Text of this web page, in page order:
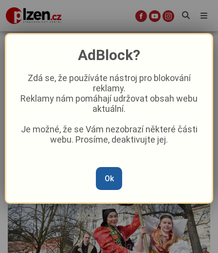
Tip na neděli: přivítejte jaro
tradičním vynášením Morany!
16. 3. 2024|07:43
AdBlock?
Zdá se, že používáte nástroj pro blokování
reklamy.
Reklamy nám pomáhají udržovat obsah webu
aktuální.
Je možné, že se Vám nezobrazí některé části
webu. Prosíme, deaktivujte jej.
Ok